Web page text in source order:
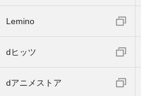
Lemino
dヒッツ
dアニメストア